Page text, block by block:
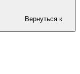
Вернуться к